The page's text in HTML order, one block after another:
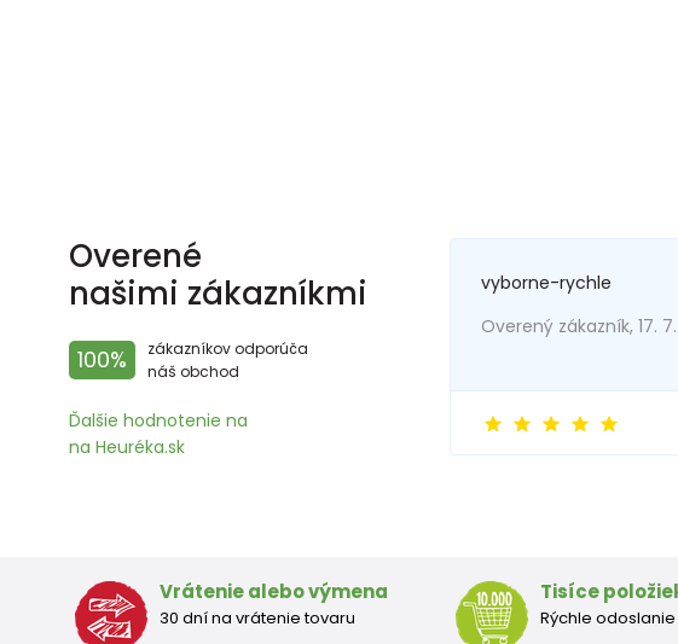
Overené
našimi zákazníkmi
100%
zákazníkov odporúča
náš obchod
Ďalšie hodnotenie na
na Heuréka.sk
vyborne-rychle
Overený zákazník, 17.
Vrátenie alebo výmena
30 dní na vrátenie tovaru
Tisíce
Rýchle